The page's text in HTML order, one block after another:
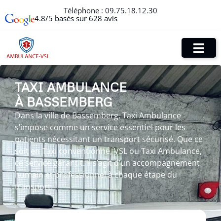
Téléphone : 09.75.18.12.30
4.8/5 basés sur 628 avis
TAXI AMBULANCE
À BASSEMBERG
Dans la ville de Bassemberg, Taxi Ambulance
s’impose comme un service essentiel pour les
patients nécessitant un transport sécurisé. Que ce
soit en Taxi conventionné, VSL ou Taxi Ambulance,
ce service garantit. Il s’agit d’un accompagnement
humain et professionnel à chaque étape du
transport.